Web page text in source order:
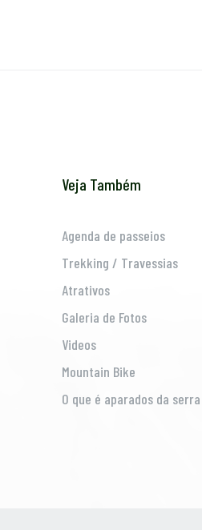
Veja Também
Agenda de passeios
Trekking / Travessias
Atrativos
Galeria de Fotos
Videos
Mountain Bike
O que é aparados da serra